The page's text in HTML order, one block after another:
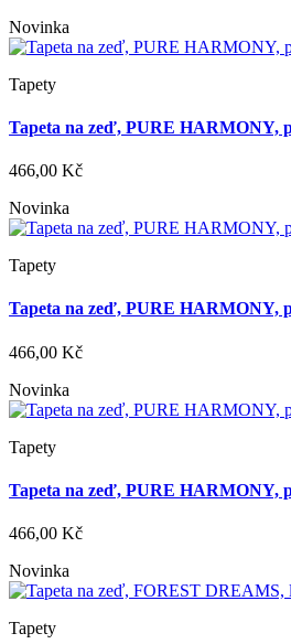
Novinka
Tapety
Tapeta na zeď, PURE HARMONY,
466,00 Kč
Novinka
Tapety
Tapeta na zeď, PURE HARMONY,
466,00 Kč
Novinka
Tapety
Tapeta na zeď, PURE HARMONY,
466,00 Kč
Novinka
Tapety